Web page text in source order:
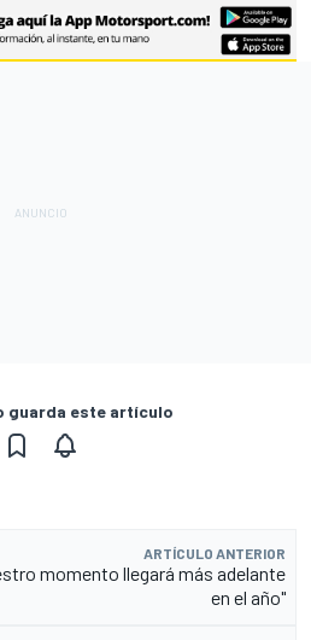
guarda este artículo
ARTÍCULO ANTERIOR
momento llegará más adelante
en el año"